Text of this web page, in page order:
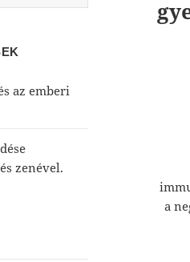
a
az emberi
zenével.